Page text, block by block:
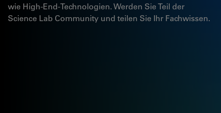
wie High-End-Technologien. Werden Sie Teil der
Science Lab Community und teilen Sie Ihr Fachwissen.